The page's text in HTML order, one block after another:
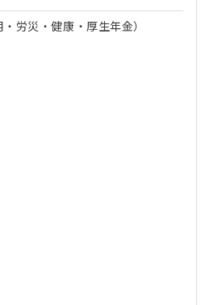
労災・健康・厚生年金）